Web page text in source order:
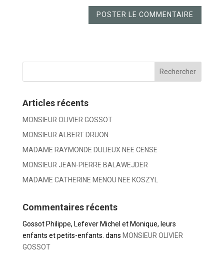
Articles récents
MONSIEUR OLIVIER GOSSOT
MONSIEUR ALBERT DRUON
MADAME RAYMONDE DULIEUX NEE CENSE
MONSIEUR JEAN-PIERRE BALAWEJDER
MADAME CATHERINE MENOU NEE KOSZYL
Commentaires récents
Gossot Philippe, Lefever Michel et Monique, leurs
enfants et petits-enfants. dans MONSIEUR OLIVIER
GOSSOT